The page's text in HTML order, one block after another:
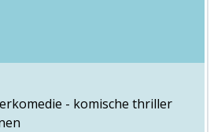
- komische thriller